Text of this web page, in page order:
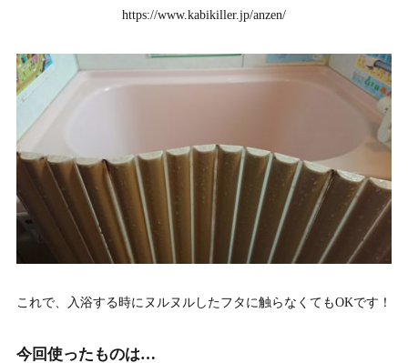
https://www.kabikiller.jp/anzen/
これで、入浴する時にヌルヌルしたフタに触らなくてもOKです！
今回使ったものは…